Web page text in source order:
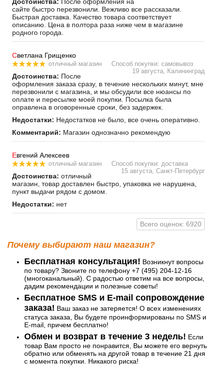
сайте быстро перезвонили. Вежливо все рассказали.
Быстрая доставка. Качество товара соответствует
описанию. Цена в полтора раза ниже чем в магазине
родного города.
Светлана Грищенко
отличный магазин
Способ покупки: самовывоз
19 августа, Калининград
Достоинства: После
оформления заказа сразу, в течение нескольких минут, мне
перезвонили с магазина, и мы обсудили все нюансы по
оплате и пересылке моей покупки. Посылка была
оправлена в оговоренные сроки, без задержек.
Недостатки: Недостатков не было, все очень оперативно.
Комментарий: Магазин однозначно рекомендую
Евгений Алексеев
отличный магазин
Способ покупки: доставка
15 августа, Санкт-Петербург
Достоинства: отличный
магазин, товар доставлен быстро, упаковка не нарушена,
пункт выдачи рядом с домом.
Недостатки: нет
Всего оценок: 6920
Почему выбирают наш магазин?
Бесплатная консультация! Возникнут вопросы
по товару? Звоните по телефону +7 (495) 204-12-16
(многоканальный). С радостью ответим на все вопросы,
дадим рекомендации и полезные советы!
Бесплатное SMS и E-mail сопровождение
заказа! Ваш заказ не затеряется! О всех изменениях
статуса заказа, Вы будете проинформированы по SMS и
E-mail, причем бесплатно!
Обмен и возврат в течение 3 недель! Если
товар Вам просто не понравится, Вы можете его вернуть
обратно или обменять на другой товар в течение 21 дня
с момента покупки. Никакого риска!